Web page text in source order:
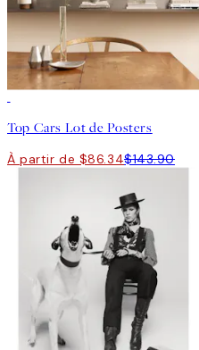
Top Cars Lot de Posters
À partir de $86.34$143.90